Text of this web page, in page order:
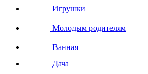
Игрушки
Молодым родителям
Ванная
Дача